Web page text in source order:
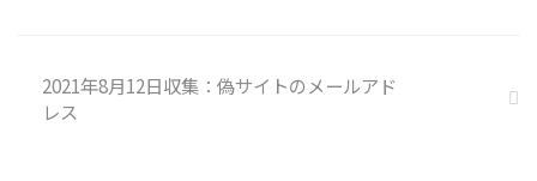
2021年8月12日収集：偽サイトのメールアド
レス